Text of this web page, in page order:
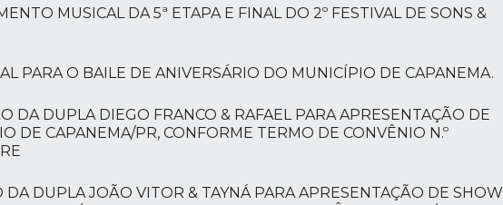
MUSICAL DA 5ª ETAPA E FINAL DO 2º FESTIVAL DE SONS &
PARA O BAILE DE ANIVERSÁRIO DO MUNICÍPIO DE CAPANEMA.
DA DUPLA DIEGO FRANCO & RAFAEL PARA APRESENTAÇÃO DE
DE CAPANEMA/PR, CONFORME TERMO DE CONVÊNIO N.º
DUPLA JOÃO VITOR & TAYNÁ PARA APRESENTAÇÃO DE SHOW